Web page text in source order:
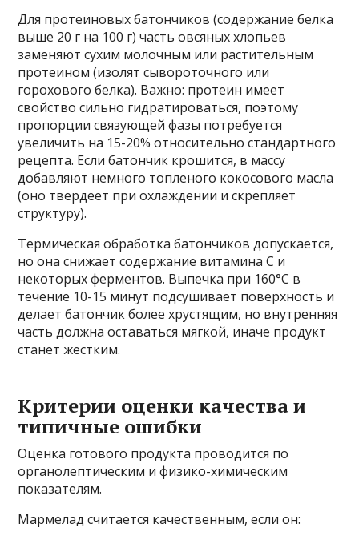
Для протеиновых батончиков (содержание белка
выше 20 г на 100 г) часть овсяных хлопьев
заменяют сухим молочным или растительным
протеином (изолят сывороточного или
горохового белка). Важно: протеин имеет
свойство сильно гидратироваться, поэтому
пропорции связующей фазы потребуется
увеличить на 15-20% относительно стандартного
рецепта. Если батончик крошится, в массу
добавляют немного топленого кокосового масла
(оно твердеет при охлаждении и скрепляет
структуру).
Термическая обработка батончиков допускается,
но она снижает содержание витамина C и
некоторых ферментов. Выпечка при 160°C в
течение 10-15 минут подсушивает поверхность и
делает батончик более хрустящим, но внутренняя
часть должна оставаться мягкой, иначе продукт
станет жестким.
Критерии оценки качества и
типичные ошибки
Оценка готового продукта проводится по
органолептическим и физико-химическим
показателям.
Мармелад считается качественным, если он: